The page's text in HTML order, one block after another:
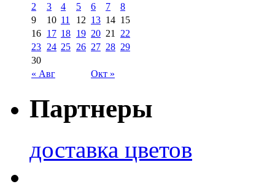
« Авг Окт »
2
3 4 5 6 7
8
9
10 11 12 13 14 15
16 17 18 19 20 21
22
23 24 25 26 27 28 29
30
Партнеры
доставка цветов